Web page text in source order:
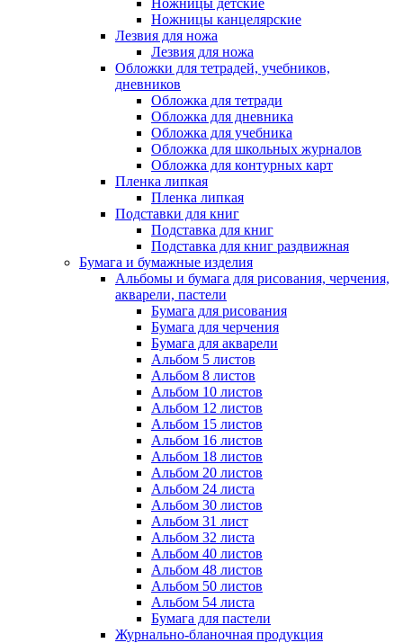
Ножницы детские
Ножницы канцелярские
Лезвия для ножа
Лезвия для ножа
Обложки для тетрадей, учебников,
дневников
Обложка для тетради
Обложка для дневника
Обложка для учебника
Обложка для школьных журналов
Обложка для контурных карт
Пленка липкая
Пленка липкая
Подставки для книг
Подставка для книг
Подставка для книг раздвижная
Бумага и бумажные изделия
Альбомы и бумага для рисования, черчения,
акварели, пастели
Бумага для рисования
Бумага для черчения
Бумага для акварели
Альбом 5 листов
Альбом 8 листов
Альбом 10 листов
Альбом 12 листов
Альбом 15 листов
Альбом 16 листов
Альбом 18 листов
Альбом 20 листов
Альбом 24 листа
Альбом 30 листов
Альбом 31 лист
Альбом 32 листа
Альбом 40 листов
Альбом 48 листов
Альбом 50 листов
Альбом 54 листа
Бумага для пастели
Журнально-бланочная продукция